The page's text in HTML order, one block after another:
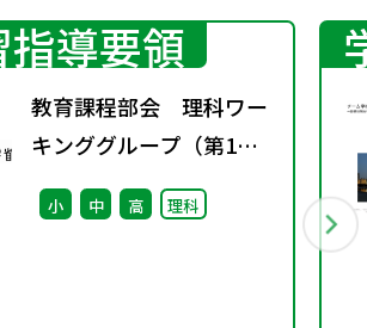
指導要領
教育課程部会 理科ワー
キンググループ（第1
回） 配付資料
小 中 高 理科